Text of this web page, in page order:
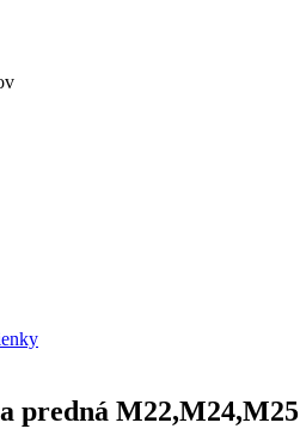
predná M22,M24,M25